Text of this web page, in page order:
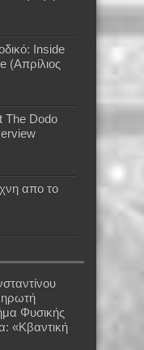
Inside
(Απρίλιος
The Dodo
απο το
Φυσικής
«Κβαντική